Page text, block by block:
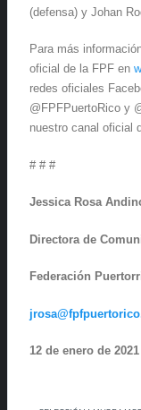
(defensa) y Johan
Para más
oficial de la FPF en
redes oficiales
@FPFPuertoRico y
nuestro canal oficial
# # #
Jessica Rosa
Directora de
Federación
12 de enero de 2021